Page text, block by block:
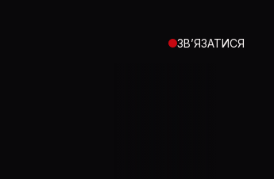
ЗВ’ЯЗАТИСЯ